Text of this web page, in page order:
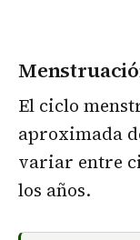
El ciclo
aproximada
variar entre
los años.